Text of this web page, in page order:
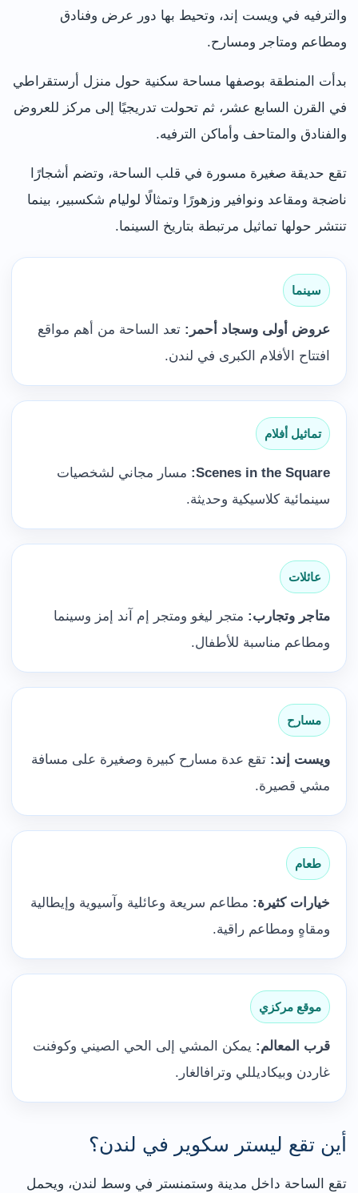
والترفيه في ويست إند، وتحيط بها دور عرض وفنادق
ومطاعم ومتاجر ومسارح.
بدأت المنطقة بوصفها مساحة سكنية حول منزل أرستقراطي
في القرن السابع عشر، ثم تحولت تدريجيًا إلى مركز للعروض
والفنادق والمتاحف وأماكن الترفيه.
تقع حديقة صغيرة مسورة في قلب الساحة، وتضم أشجارًا
ناضجة ومقاعد ونوافير وزهورًا وتمثالًا لوليام شكسبير، بينما
تنتشر حولها تماثيل مرتبطة بتاريخ السينما.
سينما
عروض أولى وسجاد أحمر: تعد الساحة من أهم مواقع
افتتاح الأفلام الكبرى في لندن.
تماثيل أفلام
Scenes in the Square:
مسار مجاني لشخصيات
سينمائية كلاسيكية وحديثة.
عائلات
متاجر وتجارب: متجر ليغو ومتجر إم آند إمز وسينما
ومطاعم مناسبة للأطفال.
مسارح
ويست إند: تقع عدة مسارح كبيرة وصغيرة على مسافة
مشي قصيرة.
طعام
خيارات كثيرة: مطاعم سريعة وعائلية وآسيوية وإيطالية
ومقاهٍ ومطاعم راقية.
موقع مركزي
قرب المعالم: يمكن المشي إلى الحي الصيني وكوفنت
غاردن وبيكاديللي وترافالغار.
أين تقع ليستر سكوير في لندن؟
تقع الساحة داخل مدينة وستمنستر في وسط لندن، ويحمل